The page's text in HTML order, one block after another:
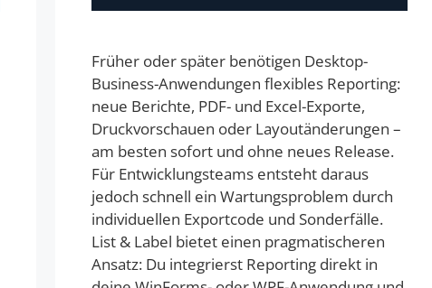
Früher oder später benötigen Desktop-
Business-Anwendungen flexibles Reporting:
neue Berichte, PDF- und Excel-Exporte,
Druckvorschauen oder Layoutänderungen –
am besten sofort und ohne neues Release.
Für Entwicklungsteams entsteht daraus
jedoch schnell ein Wartungsproblem durch
individuellen Exportcode und Sonderfälle.
List & Label bietet einen pragmatischeren
Ansatz: Du integrierst Reporting direkt in